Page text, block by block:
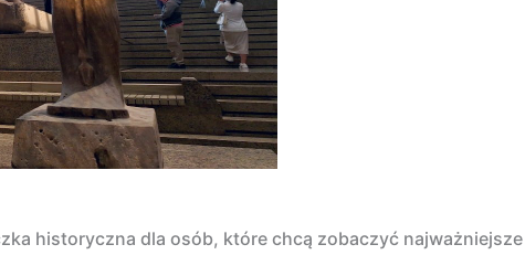
historyczna dla osób, które chcą zobaczyć